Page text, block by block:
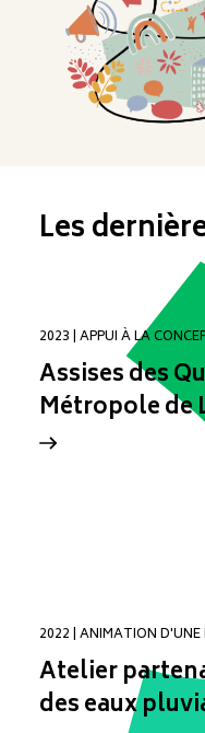
Les
2023 | APPUI À LA
Assises des
Métropole de
2022 | ANIMATION D'UNE
Atelier
des eaux